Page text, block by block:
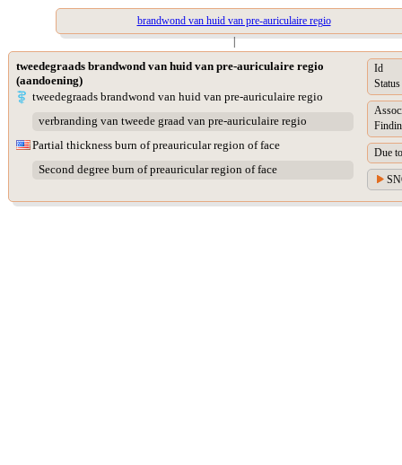
brandwond van huid van pre-auriculaire regio
|
tweedegraads brandwond van huid van pre-auriculaire regio
(aandoening)
tweedegraads brandwond van huid van pre-auriculaire regio
verbranding van tweede graad van pre-auriculaire regio
Partial thickness burn of preauricular region of face
Second degree burn of preauricular region of face
Id
Status
Due to